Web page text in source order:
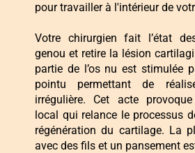
pour travailler à l'intérieur de
Votre chirurgien fait l’état
genou et retire la lésion
partie de l’os nu est stimulée
pointu permettant de
irrégulière. Cet acte
local qui relance le processus
régénération du cartilage. La
avec des fils et un pansement